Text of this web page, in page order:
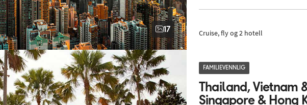
17 Cruise, fly og 2 hotell
FAMILIEVENNLIG
Thailand, Vietnam
Singapore & Hong